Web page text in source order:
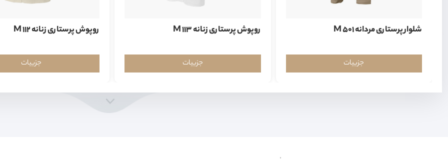
شلوار پرستاری مردانه M 501
جزییات
روپوش پرستاری زنانه M 113
جزییات
روپوش پرستاری زنانه M 112
جزییات